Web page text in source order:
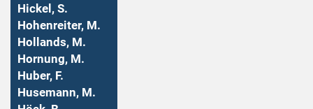
Hickel, S.
Hohenreiter, M.
Hollands, M.
Hornung, M.
Huber, F.
Husemann, M.